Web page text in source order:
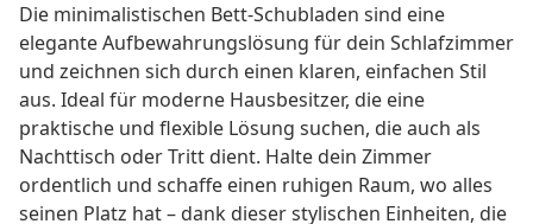
Die minimalistischen Bett-Schubladen sind eine
elegante Aufbewahrungslösung für dein Schlafzimmer
und zeichnen sich durch einen klaren, einfachen Stil
aus. Ideal für moderne Hausbesitzer, die eine
praktische und flexible Lösung suchen, die auch als
Nachttisch oder Tritt dient. Halte dein Zimmer
ordentlich und schaffe einen ruhigen Raum, wo alles
seinen Platz hat – dank dieser stylischen Einheiten, die